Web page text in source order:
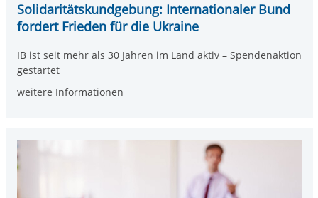
Solidaritätskundgebung: Internationaler Bund
fordert Frieden für die Ukraine
IB ist seit mehr als 30 Jahren im Land aktiv – Spendenaktion
gestartet
weitere Informationen